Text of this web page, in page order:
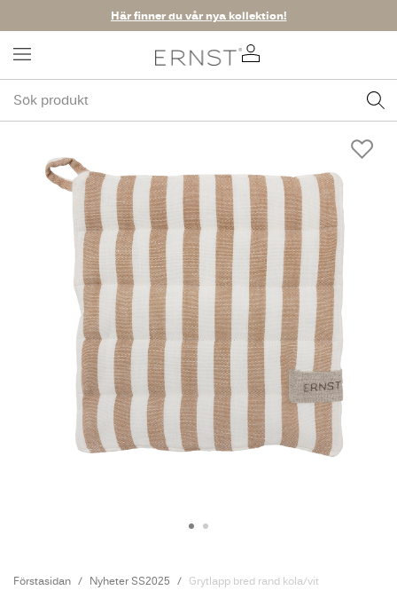
Här finner du vår nya kollektion!
Förstasidan Nyheter SS2025 Grytlapp bred rand kola/vit